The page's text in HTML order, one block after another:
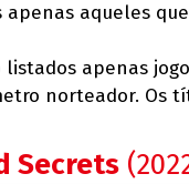
apenas aqueles
listados apenas
norteador. Os
Secrets